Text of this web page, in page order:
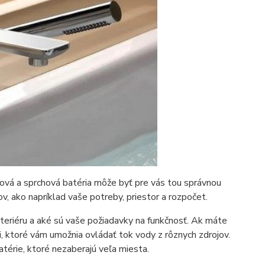
a sprchová batéria môže byť pre vás tou správnou
ako napríklad vaše potreby, priestor a rozpočet.
a aké sú vaše požiadavky na funkčnosť. Ak máte
vám umožnia ovládať tok vody z rôznych zdrojov.
ktoré nezaberajú veľa miesta.